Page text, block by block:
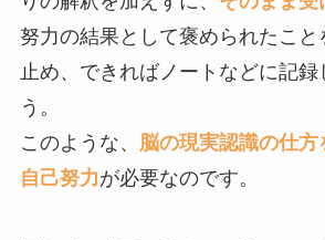
努力の結果として褒められたこと
止め、できればノートなどに記録
う。
このような、
脳の現実認識の仕
自己努力が必要なのです。